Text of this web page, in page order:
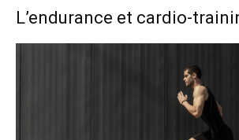
L’endurance et cardio-